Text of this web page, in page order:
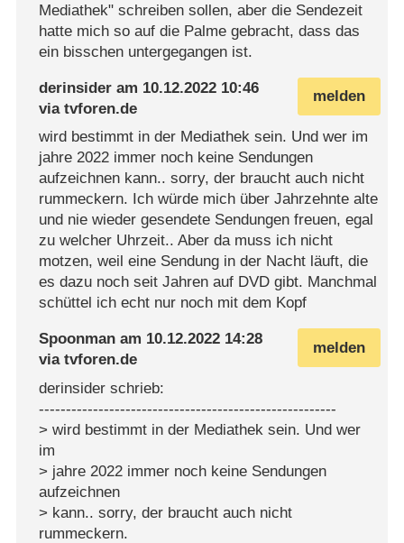
Mediathek" schreiben sollen, aber die Sendezeit
hatte mich so auf die Palme gebracht, dass das
ein bisschen untergegangen ist.
melden
derinsider am 10.12.2022 10:46
viatvforen.de
wird bestimmt in der Mediathek sein. Und wer im
jahre 2022 immer noch keine Sendungen
aufzeichnen kann.. sorry, der braucht auch nicht
rummeckern. Ich würde mich über Jahrzehnte alte
und nie wieder gesendete Sendungen freuen, egal
zu welcher Uhrzeit.. Aber da muss ich nicht
motzen, weil eine Sendung in der Nacht läuft, die
es dazu noch seit Jahren auf DVD gibt. Manchmal
schüttel ich echt nur noch mit dem Kopf
melden
Spoonman am 10.12.2022 14:28
viatvforen.de
derinsider schrieb:
-------------------------------------------------------
> wird bestimmt in der Mediathek sein. Und wer
im
> jahre 2022 immer noch keine Sendungen
aufzeichnen
> kann.. sorry, der braucht auch nicht
rummeckern.